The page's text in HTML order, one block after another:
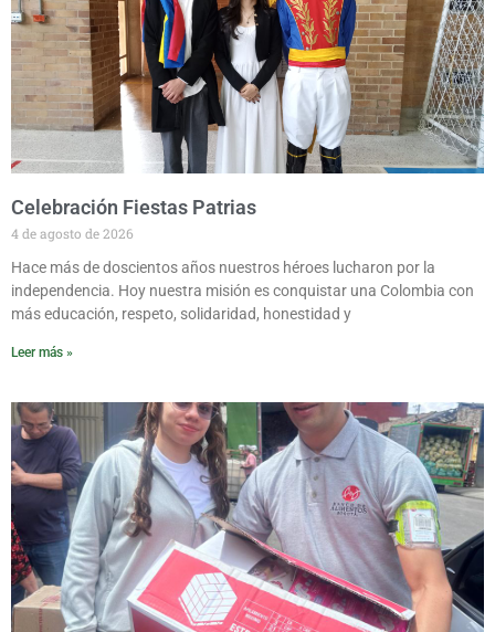
Celebración Fiestas Patrias
4 de agosto de 2026
Hace más de doscientos años nuestros héroes lucharon por la
independencia. Hoy nuestra misión es conquistar una Colombia con
más educación, respeto, solidaridad, honestidad y
Leer más »